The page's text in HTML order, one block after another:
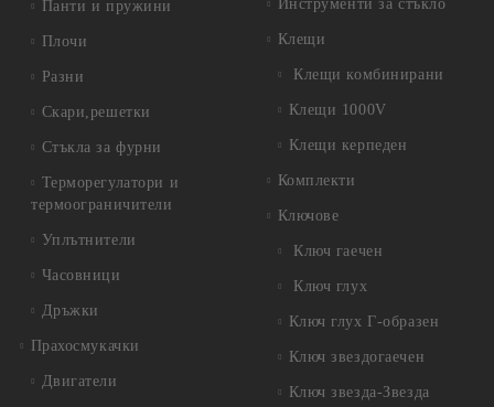
Панти и пружини
Плочи
Разни
Скари,решетки
Стъкла за фурни
Терморегулатори и
термоограничители
Уплътнители
Часовници
Дръжки
Прахосмукачки
Двигатели
Инструменти за стъкло
Клещи
Клещи комбинирани
Клещи 1000V
Клещи керпеден
Комплекти
Ключове
Ключ гаечен
Ключ глух
Ключ глух Г-образен
Ключ звездогаечен
Ключ звезда-Звезда